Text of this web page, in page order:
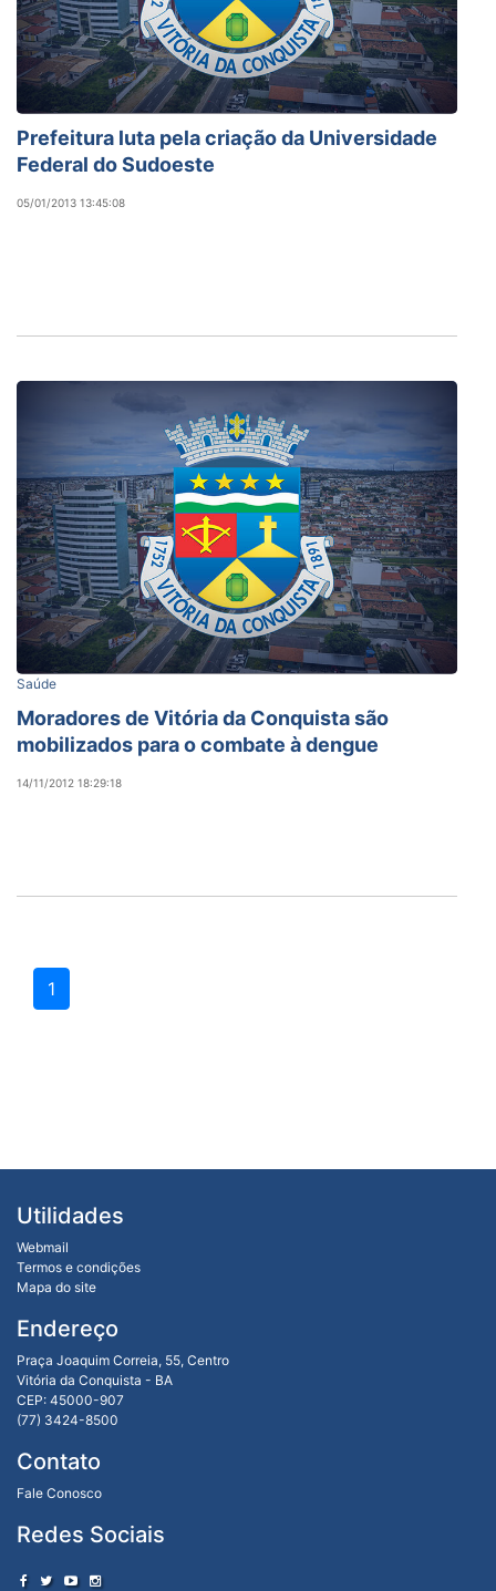
Prefeitura luta pela criação da Universidade
Federal do Sudoeste
05/01/2013 13:45:08
Saúde
Moradores de Vitória da Conquista são
mobilizados para o combate à dengue
14/11/2012 18:29:18
1
Utilidades
Webmail
Termos e condições
Mapa do site
Endereço
Praça Joaquim Correia, 55, Centro
Vitória da Conquista - BA
CEP: 45000-907
(77) 3424-8500
Contato
Fale Conosco
Redes Sociais